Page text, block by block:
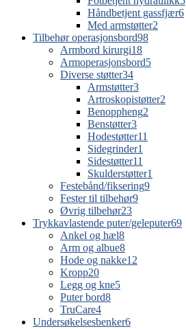
Håndbetjent gassfjær6
Med armstøtter2
Tilbehør operasjonsbord98
Armbord kirurgi18
Armoperasjonsbord5
Diverse støtter34
Armstøtter3
Artroskopistøtter2
Benoppheng2
Benstøtter3
Hodestøtter11
Sidegrinder1
Sidestøtter11
Skulderstøtter1
Festebånd/fiksering9
Fester til tilbehør9
Øvrig tilbehør23
Trykkavlastende puter/geleputer69
Ankel og hæl8
Arm og albue8
Hode og nakke12
Kropp20
Legg og kne5
Puter bord8
TruCare4
Undersøkelsesbenker6